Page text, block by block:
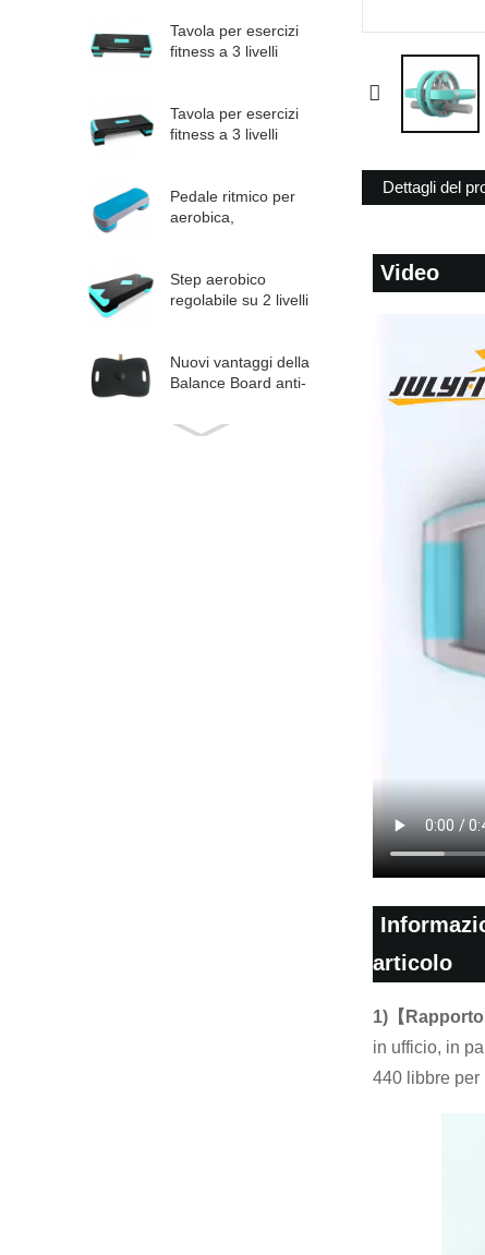
Tavola per esercizi
fitness a 3 livelli
Tavola per esercizi
fitness a 3 livelli
Pedale ritmico per
aerobica,
regolabile...
Step aerobico
regolabile su 2 livelli
Nuovi vantaggi della
Balance Board anti-
Dettagli del
Video
articolo
1)【
in ufficio, in
440 libbre per